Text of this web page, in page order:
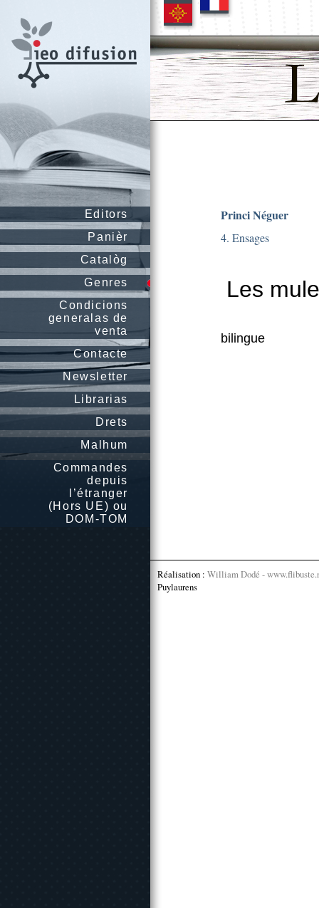
Editors
Panièr
Catalòg
Genres
Condicions
generalas de
venta
Contacte
Newsletter
Librarias
Drets
Malhum
Commandes
depuis
l’étranger
(Hors UE) ou
DOM-TOM
Princi Néguer
4. Ensages
Les
bilingue
Réalisation : William Dodé -
Puylaurens